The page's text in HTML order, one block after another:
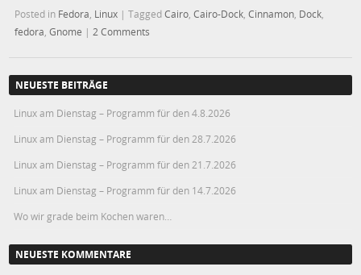
Posted in Fedora Linux |TaggedCairo ,Cairo-Dock ,Cinnamon Dock
fedora ,Gnome | 2 Comments
NEUESTE BEITRÄGE
Linux am Dienstag – Programm für den 4.8.2026
Linux am Dienstag – Programm für den 28.7.2026
Linux am Dienstag – Programm für den 21.7.2026
Linux am Dienstag – Programm für den 14.7.2026
Wo wir grade beim Kochen waren…
NEUESTE KOMMENTARE